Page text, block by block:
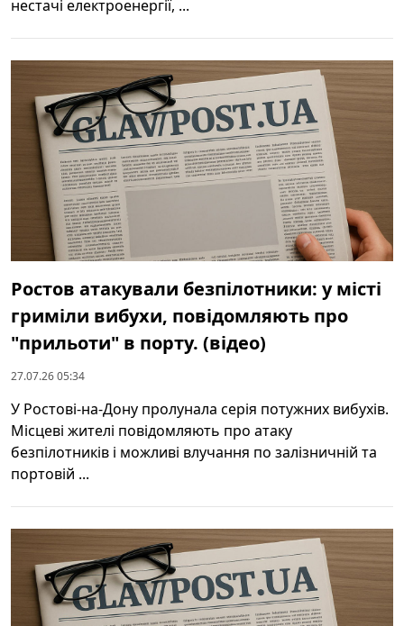
нестачі електроенергії, ...
Ростов атакували безпілотники: у місті
гриміли вибухи, повідомляють про
"прильоти" в порту. (відео)
27.07.26 05:34
У Ростові-на-Дону пролунала серія потужних вибухів.
Місцеві жителі повідомляють про атаку
безпілотників і можливі влучання по залізничній та
портовій ...